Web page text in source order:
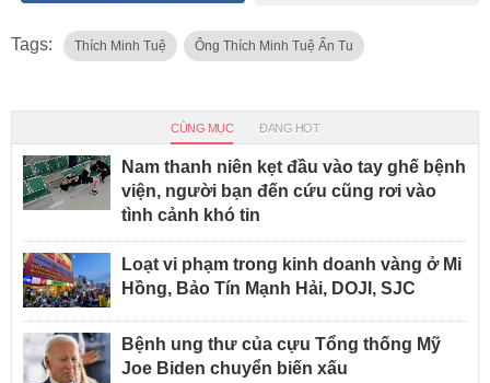
Tags: Thích Minh Tuệ Ông Thích Minh Tuệ Ẩn Tu
CÙNG MỤC ĐANG HOT
Nam thanh niên kẹt đầu vào tay ghế bệnh
viện, người bạn đến cứu cũng rơi vào
tình cảnh khó tin
Loạt vi phạm trong kinh doanh vàng ở Mi
Hồng, Bảo Tín Mạnh Hải, DOJI, SJC
Bệnh ung thư của cựu Tổng thống Mỹ
Joe Biden chuyển biến xấu